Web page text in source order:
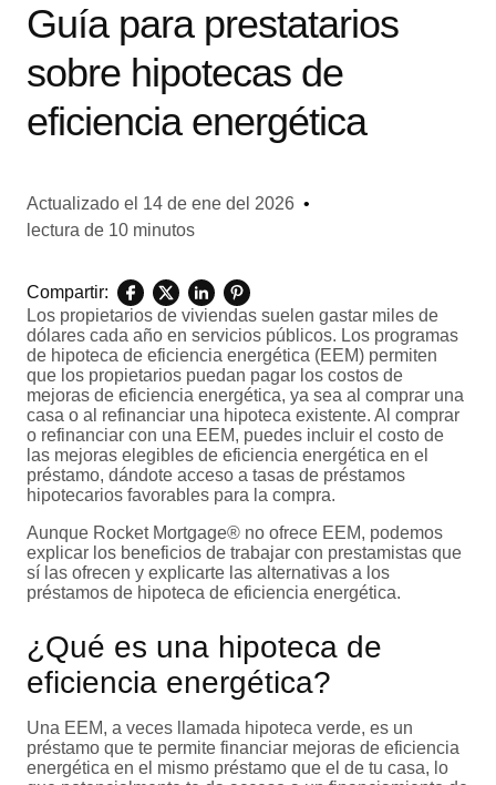
Guía para prestatarios
sobre hipotecas de
eficiencia energética
Actualizado el 14 de ene del 2026 •
lectura de 10 minutos
Compartir:
Los propietarios de viviendas suelen gastar miles de
dólares cada año en servicios públicos. Los programas
de hipoteca de eficiencia energética (EEM) permiten
que los propietarios puedan pagar los costos de
mejoras de eficiencia energética, ya sea al comprar una
casa o al refinanciar una hipoteca existente. Al comprar
o refinanciar con una EEM, puedes incluir el costo de
las mejoras elegibles de eficiencia energética en el
préstamo, dándote acceso a tasas de préstamos
hipotecarios favorables para la compra.
Aunque Rocket Mortgage® no ofrece EEM, podemos
explicar los beneficios de trabajar con prestamistas que
sí las ofrecen y explicarte las alternativas a los
préstamos de hipoteca de eficiencia energética.
¿Qué es una hipoteca de
eficiencia energética?
Una EEM, a veces llamada hipoteca verde, es un
préstamo que te permite financiar mejoras de eficiencia
energética en el mismo préstamo que el de tu casa, lo